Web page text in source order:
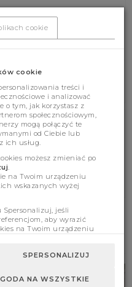
(0)
cookie
cookie
treści i
i analizować
o tym, jak korzystasz z
społecznościowym,
mogą połączyć te
od Ciebie lub
ich usług.
możesz zmieniać po
.
na Twoim urządzeniu
wskazanych wyżej
jeśli
aby wyrazić
na Twoim urządzeniu
SPERSONALIZUJ
NA WSZYSTKIE